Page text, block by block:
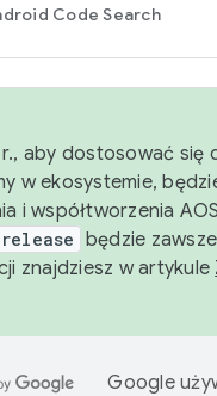
Code Search
aby dostosować się
w ekosystemie,
i współtworzenia
będzie
znajdziesz w artykule
Google